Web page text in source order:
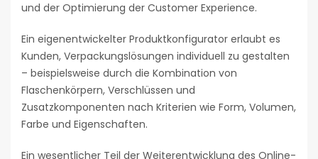
und der Optimierung der Customer Experience.
Ein eigenentwickelter Produktkonfigurator erlaubt es
Kunden, Verpackungslösungen individuell zu gestalten
– beispielsweise durch die Kombination von
Flaschenkörpern, Verschlüssen und
Zusatzkomponenten nach Kriterien wie Form, Volumen,
Farbe und Eigenschaften.
Ein wesentlicher Teil der Weiterentwicklung des Online-